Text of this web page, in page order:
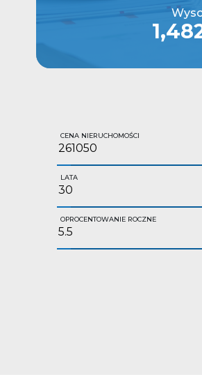
CENA NIERUCHOMOŚCI
LATA
OPROCENTOWANIE ROCZNE